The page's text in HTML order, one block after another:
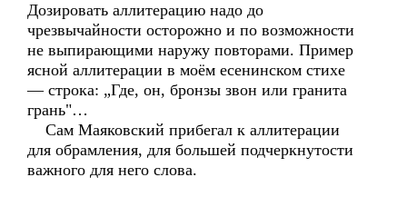
Дозировать аллитерацию надо до
чрезвычайности осторожно и по возможности
не выпирающими наружу повторами. Пример
ясной аллитерации в моём есенинском стихе
— строка: „Где, он, бронзы звон или гранита
грань"…
Сам Маяковский прибегал к аллитерации
для обрамления, для большей подчеркнутости
важного для него слова.